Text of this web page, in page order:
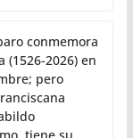
conmemora
(1526-2026) en
pero